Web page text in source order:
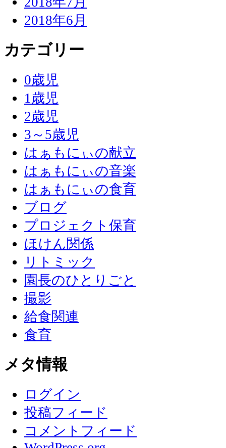
2018年6月
カテゴリー
0歳児
1歳児
2歳児
3～5歳児
はぁもにぃの献立
はぁもにぃの音楽
はぁもにぃの食育
ブログ
プロジェクト保育
ほけん関係
リトミック
園長のひとりごと
撮影
給食関連
食育
メタ情報
ログイン
投稿フィード
コメントフィード